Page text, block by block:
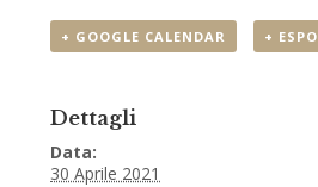
+ GOOGLE CALENDAR +
Dettagli
Data:
30 Aprile 2021